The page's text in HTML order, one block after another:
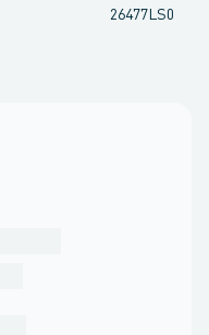
26477LS0